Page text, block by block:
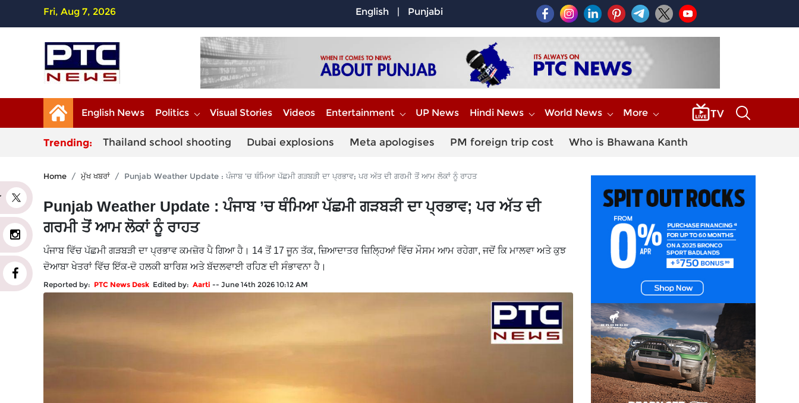
Fri, Aug 7, 2026 English | Punjabi
English News Politics Visual Stories Videos Entertainment UP News Hindi News World News More
Trending: Thailand school shooting Dubai explosions Meta apologises PM foreign trip cost Who is Bhawana Kanth
Home ਮੁੱਖ ਖਬਰਾਂ Punjab Weather Update : ਪੰਜਾਬ ’ਚ ਥੰਮਿਆ ਪੱਛਮੀ ਗੜਬੜੀ ਦਾ ਪ੍ਰਭਾਵ; ਪਰ ਅੱਤ ਦੀ ਗਰਮੀ ਤੋਂ ਆਮ ਲੋਕਾਂ ਨੂੰ ਰਾਹਤ
Punjab Weather Update : ਪੰਜਾਬ ’ਚ ਥੰਮਿਆ ਪੱਛਮੀ ਗੜਬੜੀ ਦਾ ਪ੍ਰਭਾਵ; ਪਰ ਅੱਤ ਦੀ
ਗਰਮੀ ਤੋਂ ਆਮ ਲੋਕਾਂ ਨੂੰ ਰਾਹਤ
ਪੰਜਾਬ ਵਿੱਚ ਪੱਛਮੀ ਗੜਬੜੀ ਦਾ ਪ੍ਰਭਾਵ ਕਮਜ਼ੋਰ ਪੈ ਗਿਆ ਹੈ। 14 ਤੋਂ 17 ਜੂਨ ਤੱਕ, ਜ਼ਿਆਦਾਤਰ ਜ਼ਿਲ੍ਹਿਆਂ ਵਿੱਚ ਮੌਸਮ ਆਮ ਰਹੇਗਾ, ਜਦੋਂ ਕਿ ਮਾਲਵਾ ਅਤੇ ਕੁਝ
ਦੋਆਬਾ ਖੇਤਰਾਂ ਵਿੱਚ ਇੱਕ-ਦੋ ਹਲਕੀ ਬਾਰਿਸ਼ ਅਤੇ ਬੱਦਲਵਾਈ ਰਹਿਣ ਦੀ ਸੰਭਾਵਨਾ ਹੈ।
Reported by: PTC News Desk Edited by: Aarti -- June 14th 2026 10:12 AM